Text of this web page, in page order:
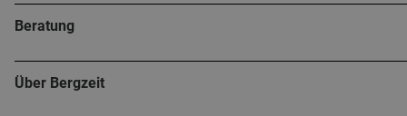
Beratung
Über Bergzeit